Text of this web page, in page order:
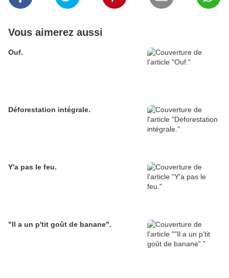
Vous aimerez aussi
Ouf.
Déforestation intégrale.
Y'a pas le feu.
"Il a un p'tit goût de banane".